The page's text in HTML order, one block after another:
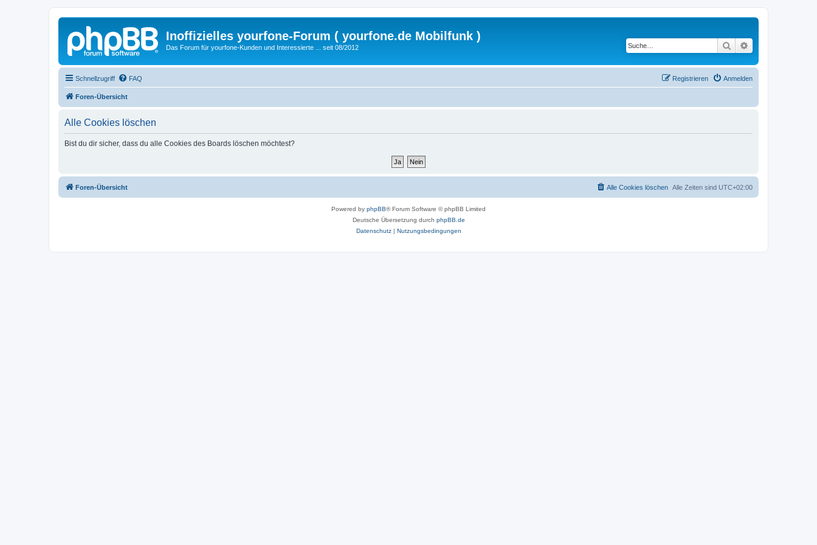
Inoffizielles yourfone-Forum ( yourfone.de Mobilfunk )
Das Forum für yourfone-Kunden und Interessierte ... seit 08/2012 Suche
Schnellzugriff FAQ Anmelden
Registrieren
Foren-Übersicht
Alle Cookies löschen
Bist du dir sicher, dass du alle Cookies des Boards löschen möchtest?
Foren-Übersicht Alle Zeiten sind UTC+02:00
Alle Cookies löschen
Powered by phpBB® Forum Software © phpBB Limited
Deutsche Übersetzung durch phpBB.de
Datenschutz| Nutzungsbedingungen